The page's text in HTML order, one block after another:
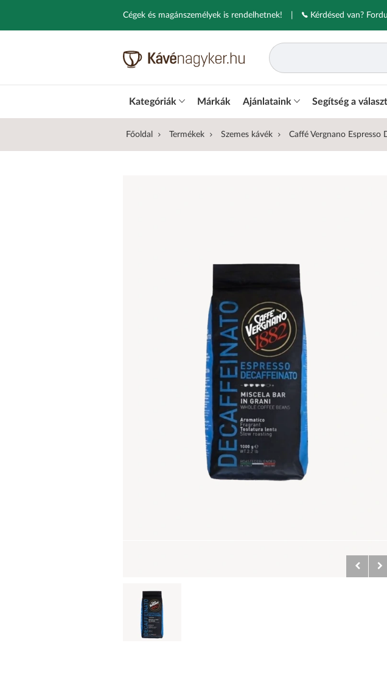
Cégek és magánszemélyek is rendelhetnek! Kérdésed van?
Kategóriák Márkák Ajánlataink Segítség a
Főoldal Termékek Szemes kávék Caffé Vergnano Espresso